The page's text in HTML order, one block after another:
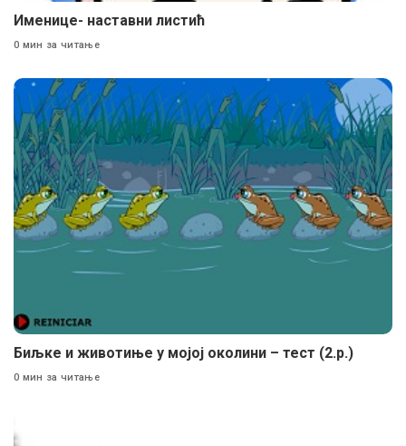
Именице- наставни листић
0 мин за читање
Биљке и животиње у мојој околини – тест (2.р.)
0 мин за читање